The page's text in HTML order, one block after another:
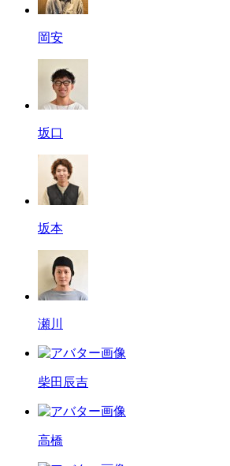
岡安
坂口
坂本
瀬川
柴田辰吉
高橋